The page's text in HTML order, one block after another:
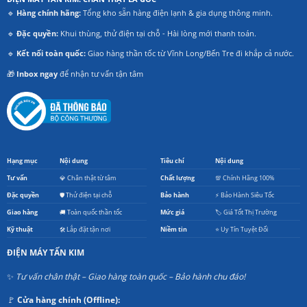
🔹 Hàng chính hãng:Tổng kho sẵn hàng điện lạnh & gia dụng thông minh.
🔹 Đặc quyền:Khui thùng, thử điện tại chỗ - Hài lòng mới thanh toán.
🔹 Kết nối toàn quốc:Giao hàng thần tốc từ Vĩnh Long/Bến Tre đi khắp cả nước.
🎁 Inbox ngayđể nhận tư vấn tận tâm
Hạng mục Nội dung
Tư vấn 💎 Chân thật từ tâm
Đặc quyền 🛡️ Thử điện tại chỗ
Giao hàng 🚚 Toàn quốc thần tốc
Kỹ thuật 🛠️ Lắp đặt tận nơi
Tiêu chí Nội dung
Chất lượng 💯 Chính Hãng 100%
Bảo hành ⚡ Bảo Hành Siêu Tốc
Mức giá 🏷️ Giá Tốt Thị Trường
Niềm tin ⭐ Uy Tín Tuyệt Đối
ĐIỆN MÁY TẤN KIM
✨ Tư vấn chân thật – Giao hàng toàn quốc – Bảo hành chu đáo!
🚩 Cửa hàng chính (Offline):